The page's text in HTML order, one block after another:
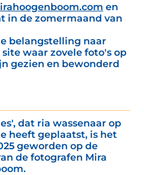
en
in de zomermaand van
belangstelling naar
waar zovele foto's op
gezien en bewonderd
dat ria wassenaar op
heeft geplaatst, is het
geworden op de
de fotografen Mira